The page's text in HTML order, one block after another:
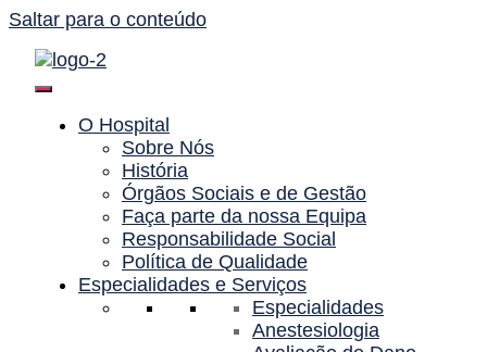
Saltar para o conteúdo
O Hospital
Sobre Nós
História
Órgãos Sociais e de Gestão
Faça parte da nossa Equipa
Responsabilidade Social
Política de Qualidade
Especialidades e Serviços
Especialidades
Anestesiologia